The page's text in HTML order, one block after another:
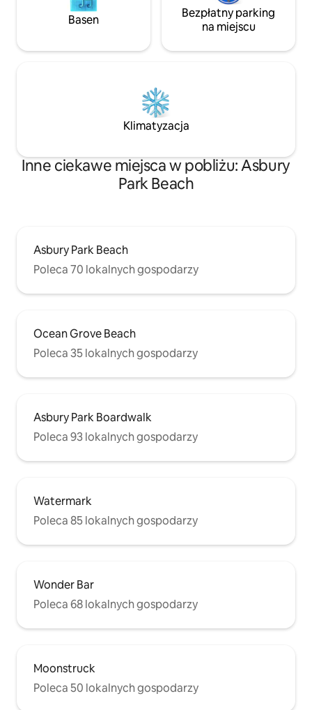
Basen
Bezpłatny parking
na miejscu
Klimatyzacja
Inne ciekawe miejsca w pobliżu: Asbury
Park Beach
Asbury Park Beach
Poleca 70 lokalnych gospodarzy
Ocean Grove Beach
Poleca 35 lokalnych gospodarzy
Asbury Park Boardwalk
Poleca 93 lokalnych gospodarzy
Watermark
Poleca 85 lokalnych gospodarzy
Wonder Bar
Poleca 68 lokalnych gospodarzy
Moonstruck
Poleca 50 lokalnych gospodarzy